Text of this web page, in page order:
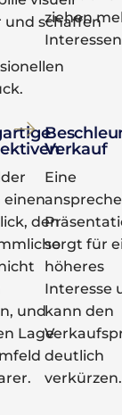
und schaffen
ziehen
einen
den
und
Lage
Verkauf
Eine
sorgt für
höheres
Interesse
kann den
deutlich
verkürzen.